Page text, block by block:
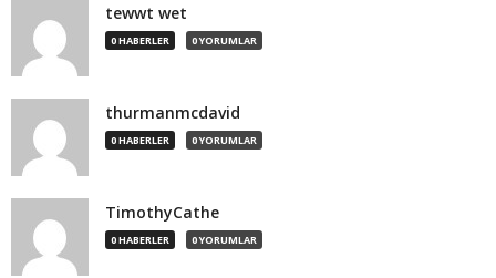
tewwt wet
0 HABERLER 0 YORUMLAR
thurmanmcdavid
0 HABERLER 0 YORUMLAR
TimothyCathe
0 HABERLER 0 YORUMLAR